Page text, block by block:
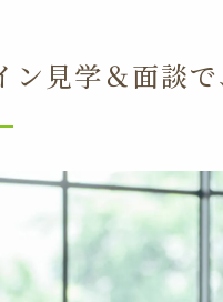
ン見学＆面談